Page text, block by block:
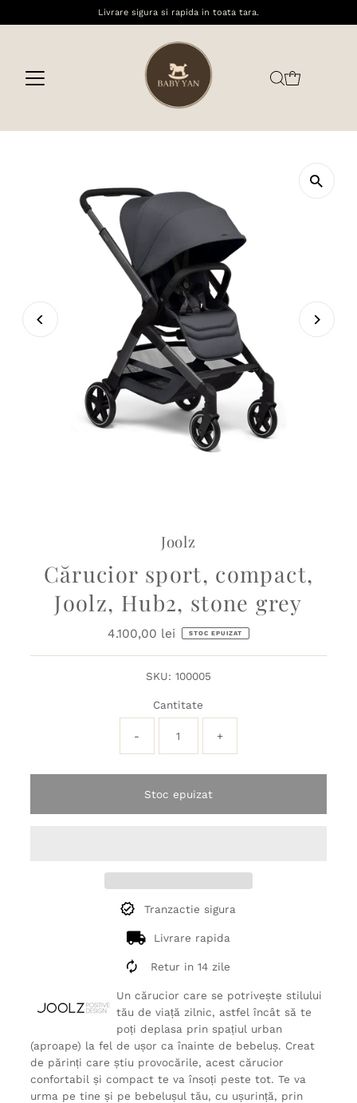
Livrare sigura si rapida in toata tara.
Joolz
Cărucior sport, compact,
Joolz, Hub2, stone grey
Preț
4.100,00 lei STOC EPUIZAT
SKU: 100005
Cantitate
- +
Stoc epuizat
Tranzactie sigura
Livrare rapida
Retur in 14 zile
Un cărucior care se potrivește stilului
tău de viață zilnic, astfel încât să te
poți deplasa prin spațiul urban
(aproape) la fel de ușor ca înainte de bebeluș. Creat
de părinți care știu provocările, acest cărucior
confortabil și compact te va însoți peste tot. Te va
urma pe tine și pe bebelușul tău, cu ușurință, prin